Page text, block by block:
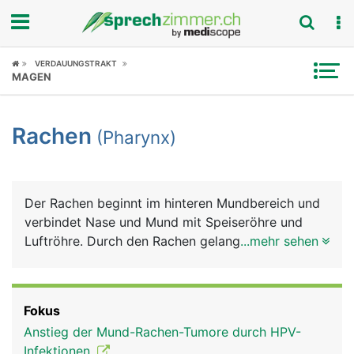
Fokus
Symptome
News
Rubriken
VERDAUUNGSTRAKT
MAGEN
Rachen (Pharynx)
Der Rachen beginnt im hinteren Mundbereich und
verbindet Nase und Mund mit Speiseröhre und
Luftröhre. Durch den Rachen gelangt einerseits die
Luftröhre liegt der Kehlkopf mit den
Stimmbändern, die der Tonbildung dienen.
...mehr sehen
Fokus
Anstieg der Mund-Rachen-Tumore durch HPV-
Infektionen